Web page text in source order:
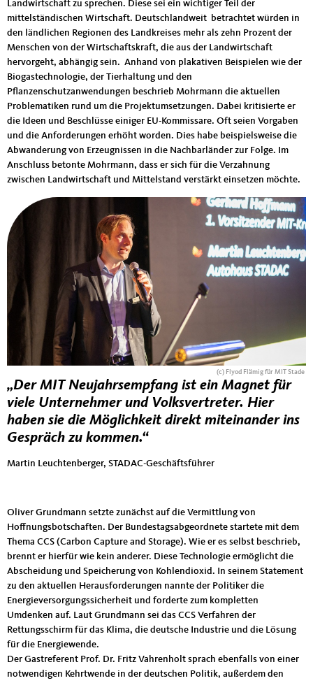
Landwirtschaft zu sprechen. Diese sei ein wichtiger Teil der
mittelständischen Wirtschaft. Deutschlandweit betrachtet würden in
den ländlichen Regionen des Landkreises mehr als zehn Prozent der
Menschen von der Wirtschaftskraft, die aus der Landwirtschaft
hervorgeht, abhängig sein. Anhand von plakativen Beispielen wie der
Biogastechnologie, der Tierhaltung und den
Pflanzenschutzanwendungen beschrieb Mohrmann die aktuellen
Problematiken rund um die Projektumsetzungen. Dabei kritisierte er
die Ideen und Beschlüsse einiger EU-Kommissare. Oft seien Vorgaben
und die Anforderungen erhöht worden. Dies habe beispielsweise die
Abwanderung von Erzeugnissen in die Nachbarländer zur Folge. Im
Anschluss betonte Mohrmann, dass er sich für die Verzahnung
zwischen Landwirtschaft und Mittelstand verstärkt einsetzen möchte.
(c) Flyod Flämig für MIT Stade
„Der MIT Neujahrsempfang ist ein Magnet für
viele Unternehmer und Volksvertreter. Hier
haben sie die Möglichkeit direkt miteinander ins
Gespräch zu kommen.“
Martin Leuchtenberger, STADAC-Geschäftsführer
Oliver Grundmann setzte zunächst auf die Vermittlung von
Hoffnungsbotschaften. Der Bundestagsabgeordnete startete mit dem
Thema CCS (Carbon Capture and Storage). Wie er es selbst beschrieb,
brennt er hierfür wie kein anderer. Diese Technologie ermöglicht die
Abscheidung und Speicherung von Kohlendioxid. In seinem Statement
zu den aktuellen Herausforderungen nannte der Politiker die
Energieversorgungssicherheit und forderte zum kompletten
Umdenken auf. Laut Grundmann sei das CCS Verfahren der
Rettungsschirm für das Klima, die deutsche Industrie und die Lösung
für die Energiewende.
Der Gastreferent Prof. Dr. Fritz Vahrenholt sprach ebenfalls von einer
notwendigen Kehrtwende in der deutschen Politik, außerdem den